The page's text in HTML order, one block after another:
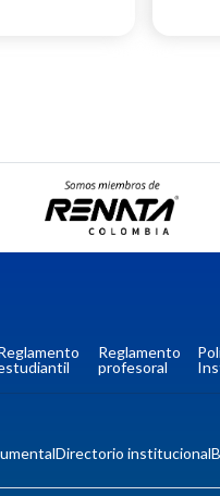
Reglamento
profesoral
Directorio institucional